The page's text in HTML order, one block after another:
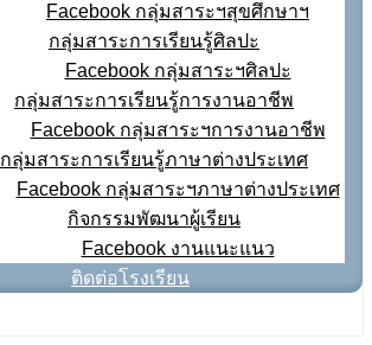
Facebook กลุ่มสาระฯสุขศึกษาฯ
กลุ่มสาระการเรียนรู้ศิลปะ
Facebook กลุ่มสาระฯศิลปะ
กลุ่มสาระการเรียนรู้การงานอาชีพ
Facebook กลุ่มสาระฯการงานอาชีพ
กลุ่มสาระการเรียนรู้ภาษาต่างประเทศ
Facebook กลุ่มสาระฯภาษาต่างประเทศ
กิจกรรมพัฒนาผู้เรียน
Facebook งานแนะแนว
ติดต่อโรงเรียน